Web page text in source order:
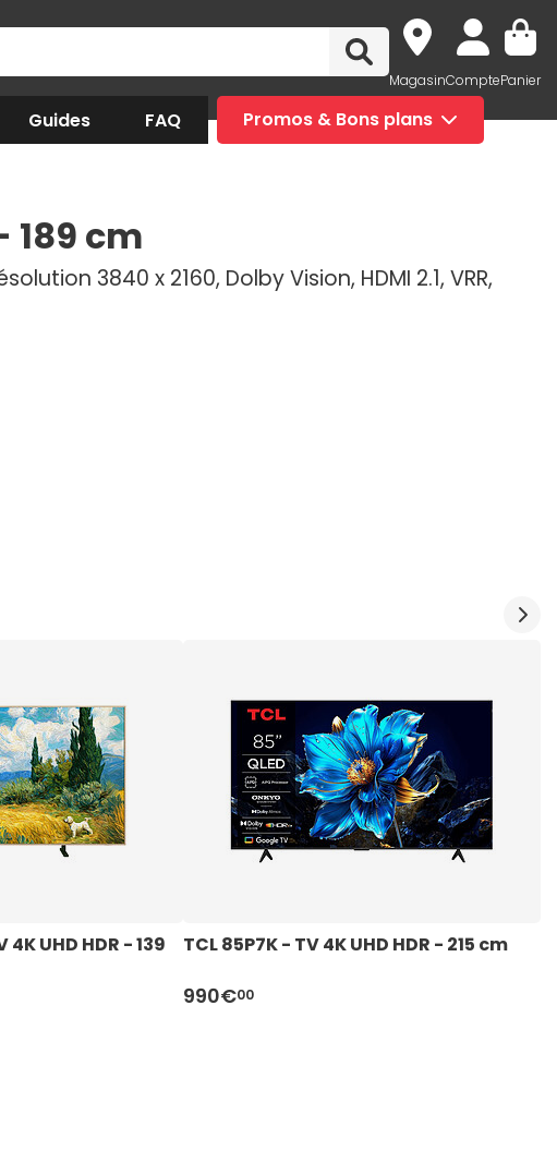
MagasinComptePanier
Guides FAQ Promos & Bons plans
189 cm
3840 x 2160, Dolby Vision, HDMI 2.1, VRR,
UHD HDR - 139
TCL 85P7K - TV 4K UHD HDR - 215 cm
990€00